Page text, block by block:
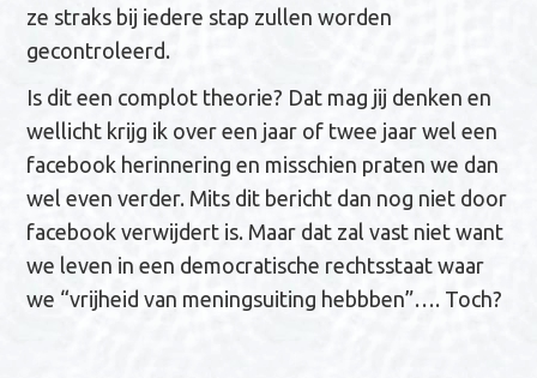
ze straks bij iedere stap zullen worden
gecontroleerd.
Is dit een complot theorie? Dat mag jij denken en
wellicht krijg ik over een jaar of twee jaar wel een
facebook herinnering en misschien praten we dan
wel even verder. Mits dit bericht dan nog niet door
facebook verwijdert is. Maar dat zal vast niet want
we leven in een democratische rechtsstaat waar
we “vrijheid van meningsuiting hebbben”…. Toch?